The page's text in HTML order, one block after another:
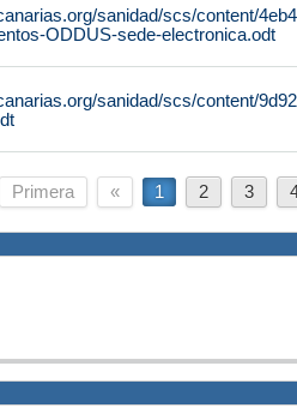
sanidad/scs/content/
ODDUS-sede-electronica.odt
sanidad/scs/content/
Primera « 1 2 3